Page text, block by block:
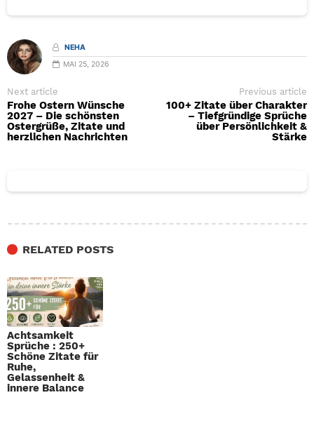
NEHA
MAI 25, 2026
Next article
Frohe Ostern Wünsche
2027 – Die schönsten
Ostergrüße, Zitate und
herzlichen Nachrichten
Previous article
100+ Zitate über Charakter
– Tiefgründige Sprüche
über Persönlichkeit &
Stärke
RELATED POSTS
Achtsamkeit
Sprüche : 250+
Schöne Zitate für
Ruhe,
Gelassenheit &
innere Balance